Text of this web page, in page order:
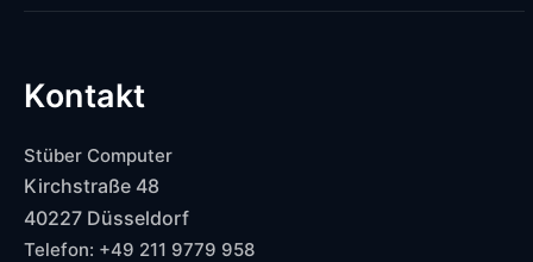
Kontakt
Stüber Computer
Kirchstraße 48
40227 Düsseldorf
Telefon: +49 211 9779 958